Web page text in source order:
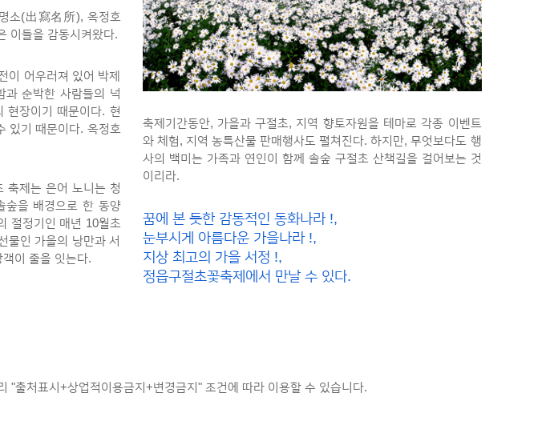
소(出寫名所), 옥정호
이들을 감동시켜왔다.
이 어우러져 있어 박제
과 순박한 사람들의 넉
현장이기 때문이다. 현
있기 때문이다. 옥정호
축제는 은어 노니는 청
숲을 배경으로 한 동양
절정기인 매년 10월초
물인 가을의 낭만과 서
이 줄을 잇는다.
축제기간동안, 가을과 구절초, 지역 향토자원을 테마로 각종 이벤트
와 체험, 지역 농특산물 판매행사도 펼쳐진다. 하지만, 무엇보다도 행
사의 백미는 가족과 연인이 함께 솔숲 구절초 산책길을 걸어보는 것
이리라.
꿈에 본 듯한 감동적인 동화나라 !,
눈부시게 아름다운 가을나라 !,
지상 최고의 가을 서정 !,
정읍구절초꽃축제에서 만날 수 있다.
"출처표시+상업적이용금지+변경금지" 조건에 따라 이용할 수 있습니다.